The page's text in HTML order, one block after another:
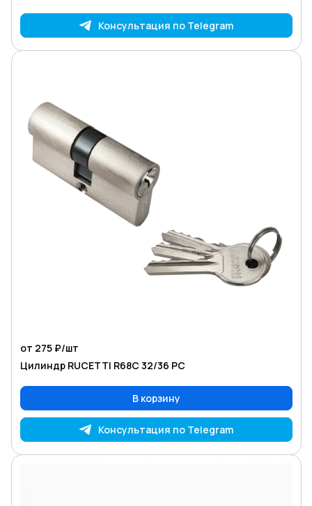
Консультация по Telegram
от 275 ₽/шт
Цилиндр RUCETTI R68C 32/36 PC
В корзину
Консультация по Telegram